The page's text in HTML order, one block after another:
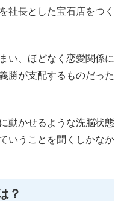
社長とした宝石店をつく
い、ほどなく恋愛関係に
勝が支配するものだった
動かせるような洗脳状態
いうことを聞くしかなか
？